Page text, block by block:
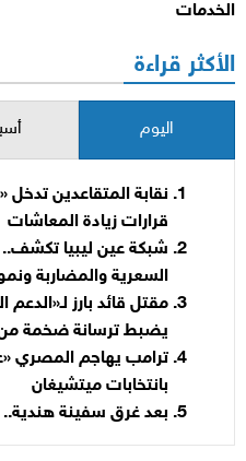
الخدمات
الأكثر قراءة
اليوم
نقابة المتقاعدين تدخل
قرارات زيادة المعاشات
شبكة عين ليبيا تكشف..
السعرية والمضاربة
مقتل قائد بارز
يضبط ترسانة ضخمة من
ترامب يهاجم المصري
بانتخابات ميتشيغان
بعد غرق سفينة